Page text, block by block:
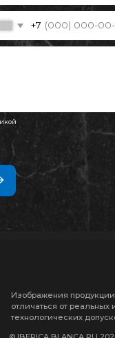
могут незначительно
изделий из-за
допусков и погрешностей.
RU 2026